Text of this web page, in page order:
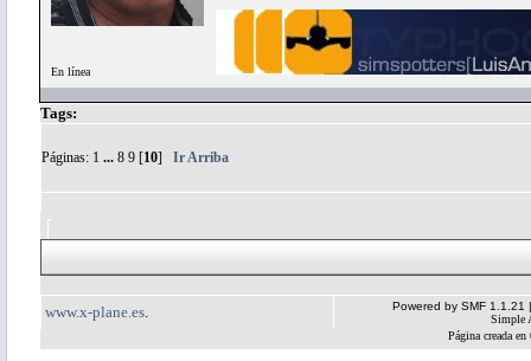
En línea
Tags:
Páginas: 1 ... 8 9 [10] Ir Arriba
www.x-plane.es Powered by SMF 1.1.21
Simple
Página creada